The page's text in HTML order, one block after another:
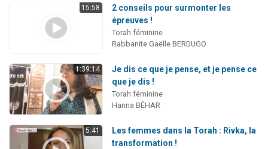
15:58
2 conseils pour surmonter les
épreuves !
Torah féminine
Rabbanite Gaëlle BERDUGO
1:39:14
Je dis ce que je pense, et je pense ce
que je dis !
Torah féminine
Hanna BÉHAR
5:41
Les femmes dans la Torah : Rivka, la
transformation !